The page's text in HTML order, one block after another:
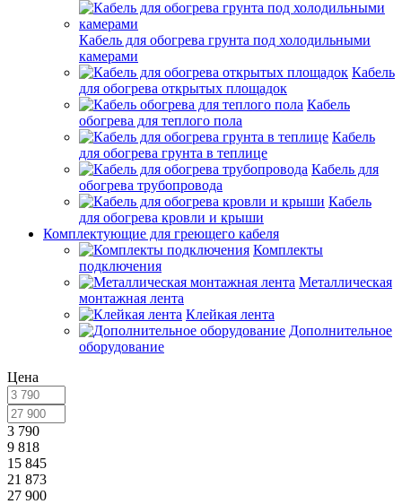
Кабель для обогрева грунта под холодильными
камерами
Кабель
для обогрева открытых площадок
Кабель
обогрева для теплого пола
Кабель
для обогрева грунта в теплице
Кабель для
обогрева трубопровода
Кабель
для обогрева кровли и крыши
Комплектующие для греющего кабеля
Комплекты
подключения
Металлическая
монтажная лента
Клейкая лента
Дополнительное
оборудование
Цена
3 790
9 818
15 845
21 873
27 900